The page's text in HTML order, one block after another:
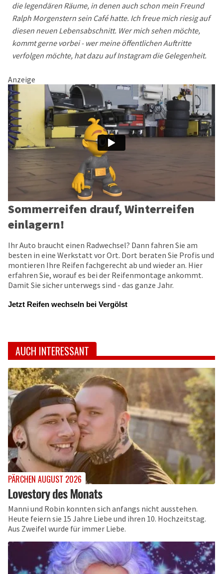
die legendären Räume, in denen auch schon mein Freund
Ralph Morgenstern sein Café hatte. Ich freue mich riesig auf
diesen neuen Lebensabschnitt. Wer mich sehen möchte,
kommt gerne vorbei - wer meine öffentlichen Auftritte
verfolgen möchte, hat dazu auf Instagram die Gelegenheit.
Anzeige
Sommerreifen drauf, Winterreifen
einlagern!
Ihr Auto braucht einen Radwechsel? Dann fahren Sie am
besten in eine Werkstatt vor Ort. Dort beraten Sie Profis und
montieren Ihre Reifen fachgerecht ab und wieder an. Hier
erfahren Sie, worauf es bei der Reifenmontage ankommt.
Damit Sie sicher unterwegs sind - das ganze Jahr.
Jetzt Reifen wechseln bei Vergölst
AUCH INTERESSANT
PÄRCHEN AUGUST 2026
Lovestory des Monats
Manni und Robin konnten sich anfangs nicht ausstehen.
Heute feiern sie 15 Jahre Liebe und ihren 10. Hochzeitstag.
Aus Zweifel wurde für immer Liebe.